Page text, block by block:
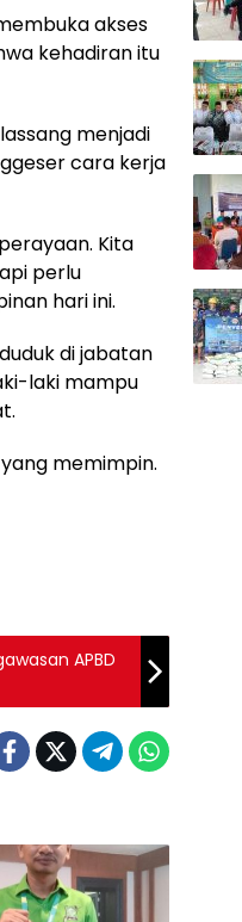
akses
kehadiran itu
menjadi
cara kerja
Kita
perlu
hari ini.
di jabatan
laki mampu
memimpin.
APBD